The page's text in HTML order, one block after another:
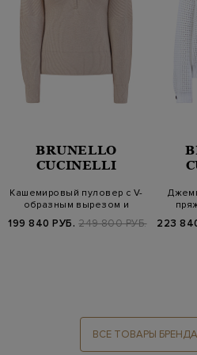
BRUNELLO
CUCINELLI
Кашемировый пуловер с V-
образным вырезом и
199 840 РУБ. 249 800 РУБ. 223
ВСЕ ТОВАРЫ БРЕНДА